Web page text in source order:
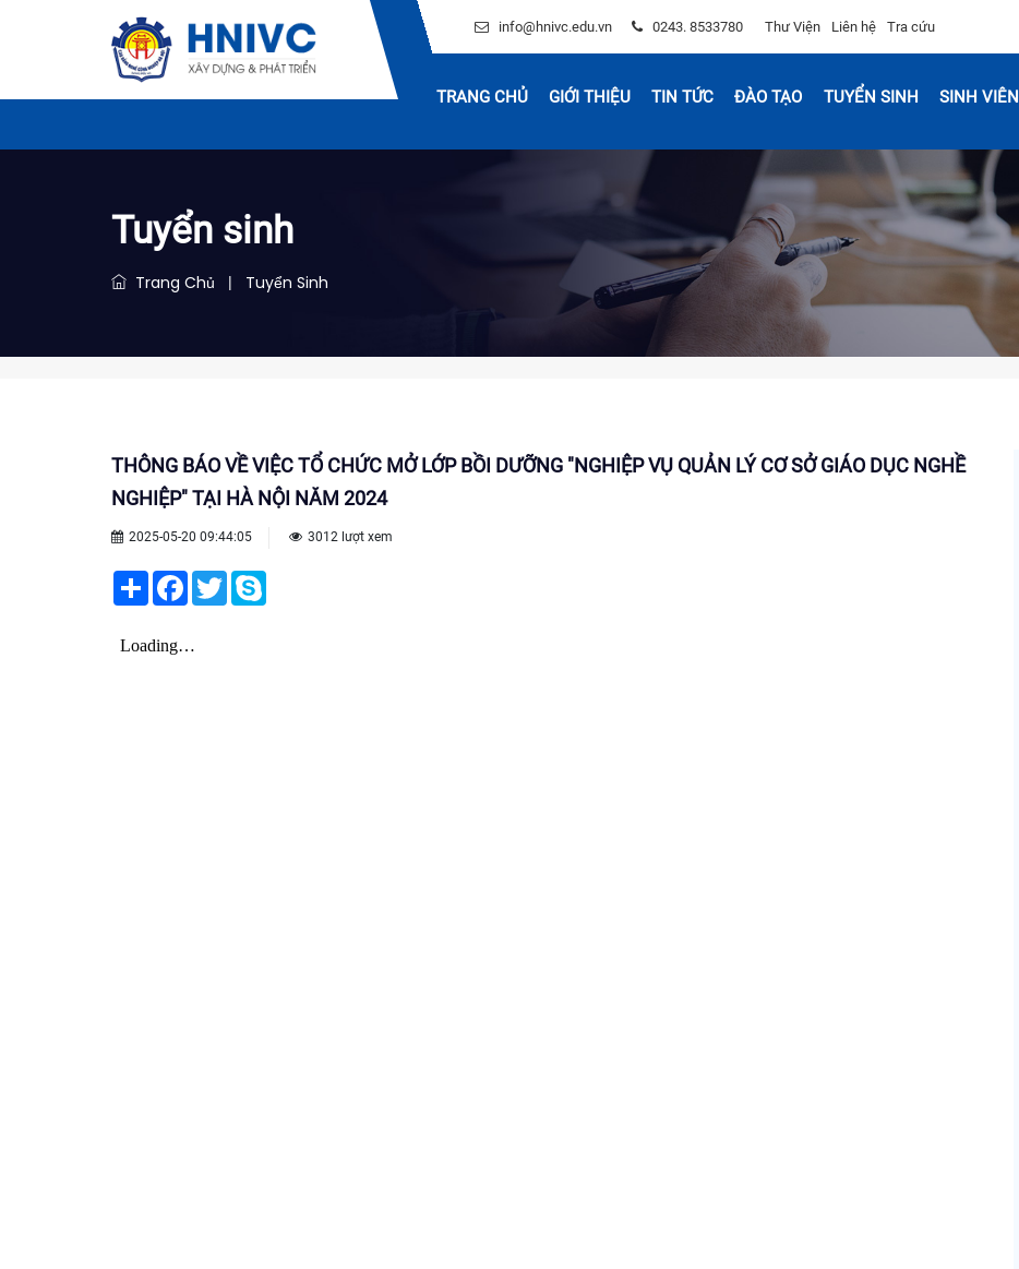
info@hnivc.edu.vn 0243. 8533780 Thư Viện Liên hệ Tra cứu
TRANG CHỦ GIỚI THIỆU TIN TỨC ĐÀO TẠO TUYỂN SINH SINH VIÊN
Tuyển sinh
Trang Chủ | Tuyển Sinh
THÔNG BÁO VỀ VIỆC TỔ CHỨC MỞ LỚP BỒI DƯỠNG "NGHIỆP VỤ QUẢN LÝ CƠ SỞ GIÁO DỤC NGHỀ
NGHIỆP" TẠI HÀ NỘI NĂM 2024
2025-05-20 09:44:05 3012 lượt xem
Share Facebook
Twitter